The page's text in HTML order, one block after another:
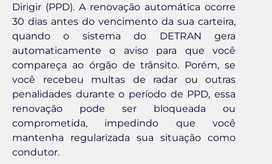
Dirigir (PPD). A renovação automática ocorre
30 dias antes do vencimento da sua carteira,
quando o sistema do DETRAN gera
automaticamente o aviso para que você
compareça ao órgão de trânsito. Porém, se
você recebeu multas de radar ou outras
penalidades durante o período de PPD, essa
renovação pode ser bloqueada ou
comprometida, impedindo que você
mantenha regularizada sua situação como
condutor.